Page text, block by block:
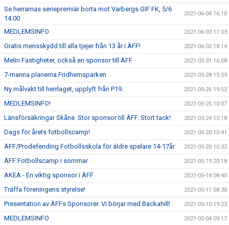
Se herrarnas seriepremiär borta mot Varbergs GIF FK, 5/6
14.00
2021-06-04 16:10
MEDLEMSINFO 2021-06-03 11:03
Gratis mensskydd till alla tjejer från 13 år i ÄFF! 2021-06-02 18:14
Melin Fastigheter, också en sponsor till ÄFF 2021-05-31 16:08
7-manna planerna Fridhemsparken 2021-05-28 15:59
Ny målvakt till herrlaget, upplyft från P19. 2021-05-26 19:52
MEDLEMSINFO! 2021-05-25 10:07
Länsförsäkringar Skåne. Stor sponsor till ÄFF. Stort tack! 2021-05-24 15:18
Dags för årets fotbollscamp! 2021-05-20 10:41
ÄFF/Prodefending Fotbollsskola för äldre spelare 14-17år 2021-05-20 10:32
ÄFF Fotbollscamp i sommar 2021-05-19 20:18
AKEA - En viktig sponsor i ÄFF 2021-05-18 08:40
Träffa föreningens styrelse! 2021-05-11 08:30
Presentation av ÄFFs Sponsorer. Vi börjar med Backahill! 2021-05-10 19:23
MEDLEMSINFO 2021-05-04 09:17